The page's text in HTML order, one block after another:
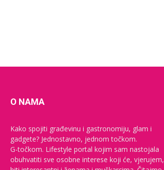
O NAMA
Kako spojiti građevinu i gastronomiju, glam i
gadgete? Jednostavno, jednom točkom.
G-točkom. Lifestyle portal kojim sam nastojala
obuhvatiti sve osobne interese koji će, vjerujem,